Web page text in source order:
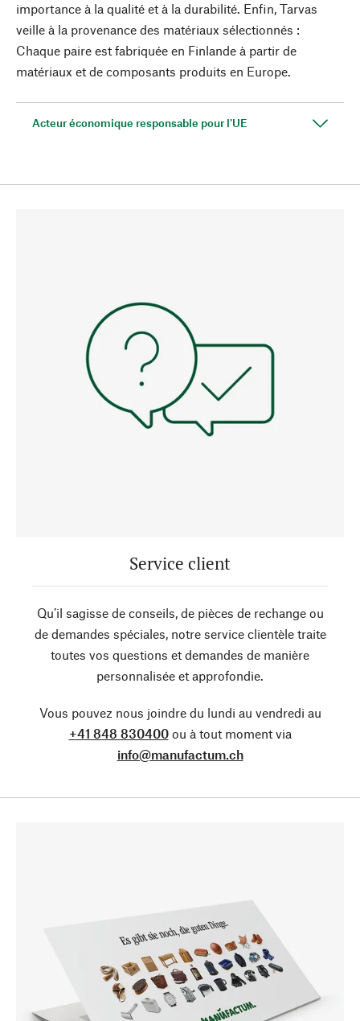
importance à la qualité et à la durabilité. Enfin, Tarvas
veille à la provenance des matériaux sélectionnés :
Chaque paire est fabriquée en Finlande à partir de
matériaux et de composants produits en Europe.
Acteur économique responsable pour l'UE
Service client
Qu’il sagisse de conseils, de pièces de rechange ou
de demandes spéciales, notre service clientèle traite
toutes vos questions et demandes de manière
personnalisée et approfondie.
Vous pouvez nous joindre du lundi au vendredi au
+41 848 830400ou à tout moment via
info@manufactum.ch